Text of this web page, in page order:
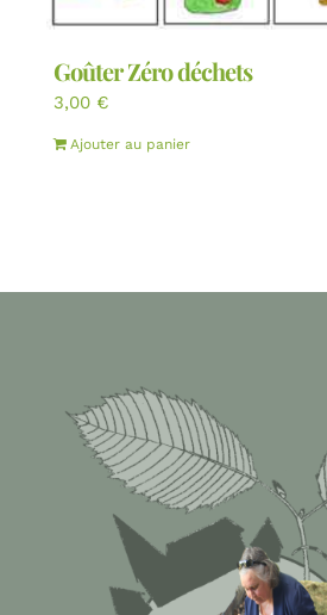
Goûter Zéro déchets
3,00 €
Ajouter au panier